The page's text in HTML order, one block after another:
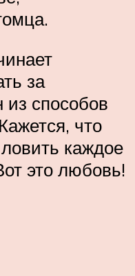
за
способов
что
каждое
это любовь!